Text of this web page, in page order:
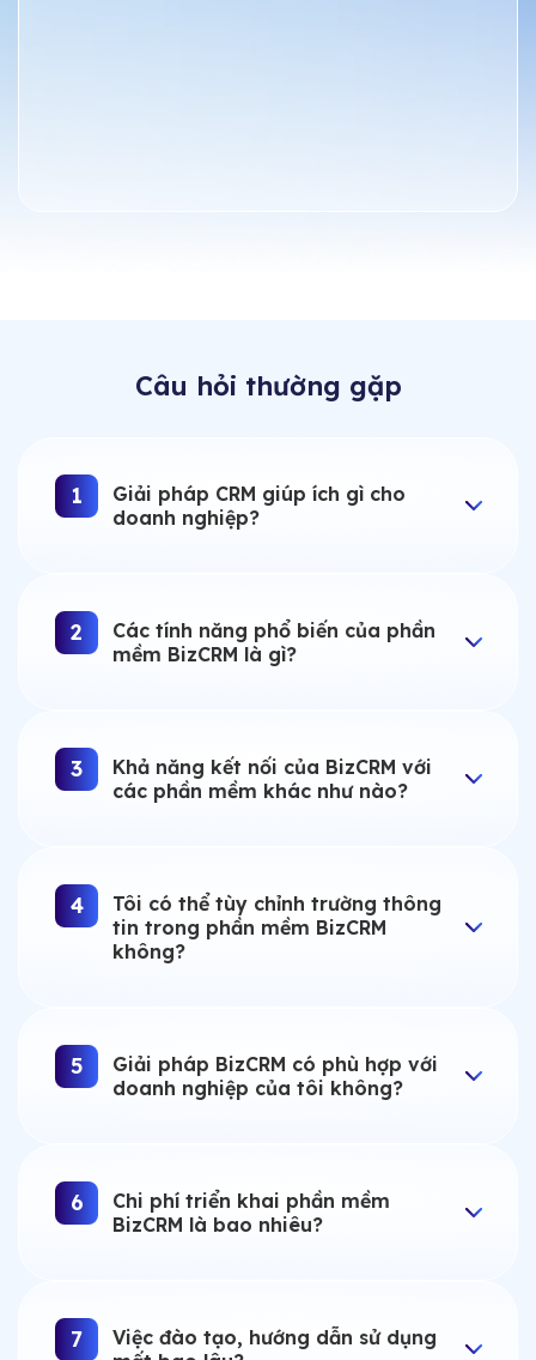
Câu hỏi thường gặp
1
Giải pháp CRM giúp ích gì cho
doanh nghiệp?
2
Các tính năng phổ biến của phần
mềm BizCRM là gì?
3
Khả năng kết nối của BizCRM với
các phần mềm khác như nào?
4
Tôi có thể tùy chỉnh trường thông
tin trong phần mềm BizCRM
không?
5
Giải pháp BizCRM có phù hợp với
doanh nghiệp của tôi không?
6
Chi phí triển khai phần mềm
BizCRM là bao nhiêu?
7
Việc đào tạo, hướng dẫn sử dụng